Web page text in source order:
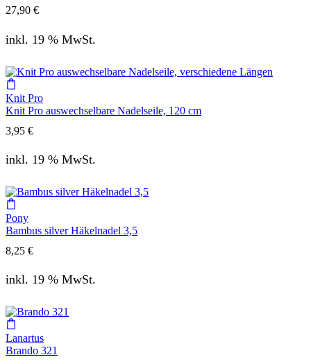
27,90 €
inkl. 19 % MwSt.
Knit Pro
Knit Pro auswechselbare Nadelseile, 120 cm
3,95 €
inkl. 19 % MwSt.
Pony
Bambus silver Häkelnadel 3,5
8,25 €
inkl. 19 % MwSt.
Lanartus
Brando 321